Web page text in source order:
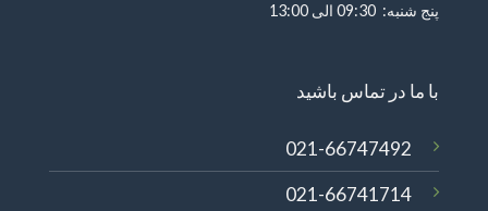
پنج شنبه: 09:30 الی 13:00
با ما در تماس باشید
021-66747492
021-66741714